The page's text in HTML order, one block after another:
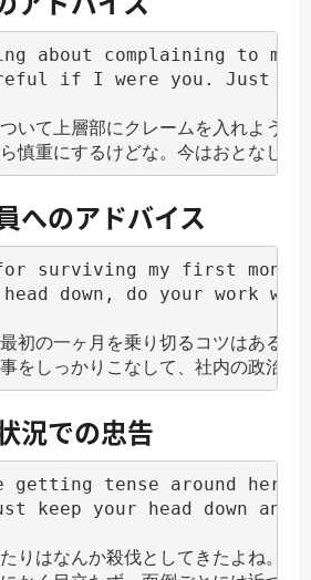
about complaining to
if I were you. Just
いて上層部にクレームを入れようと
へのアドバイス
surviving my first month
head down, do your
の一ヶ月を乗り切るコツはある？
況での忠告
getting tense around
keep your head down
はなんか殺伐としてきたよね。